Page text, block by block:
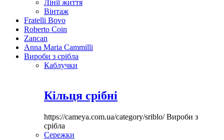
Лінії життя
Вінтаж
Fratelli Bovo
Roberto Coin
Zancan
Anna Maria Cammilli
Вироби з срібла
Каблучки
Кільця срібні
https://cameya.com.ua/category/sriblo/Вироби з
срібла
Сережки